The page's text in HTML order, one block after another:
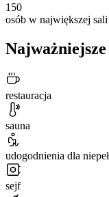
150
osób w największej sali
restauracja
sauna
udogodnienia dla
sejf